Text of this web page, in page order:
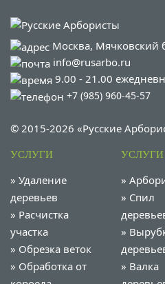
Москва, Мячковский
info@rusarbo.ru
9.00 - 21.00
+7 (985) 960-45-57
© 2015-2026 «Русские
УСЛУГИ
» Удаление
деревьев
» Расчистка
участка
» Обрезка веток
» Обработка от
УСЛУГИ
»
» Спил
»
» Валка